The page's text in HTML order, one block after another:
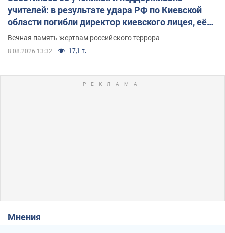
учителей: в результате удара РФ по Киевской
области погибли директор киевского лицея, её
муж и внук
Вечная память жертвам российского террора
8.08.2026 13:32 17,1 т.
Мнения